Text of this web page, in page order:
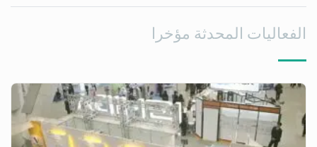
الفعاليات المحدثة مؤخرا